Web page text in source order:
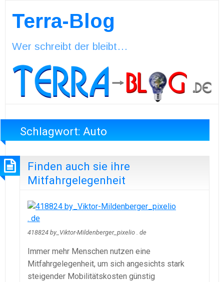
Terra-Blog
Wer schreibt der bleibt…
Schlagwort: Auto
Finden auch sie ihre
Mitfahrgelegenheit
418824 by_Viktor-Mildenberger_pixelio . de
Immer mehr Menschen nutzen eine
Mitfahrgelegenheit, um sich angesichts stark
steigender Mobilitätskosten günstig